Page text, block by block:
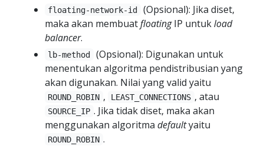
floating-network-id
(Opsional): Jika diset,
maka akan membuatfloatingIP untukload
balancer.
lb-method
(Opsional): Digunakan untuk
menentukan algoritma pendistribusian yang
akan digunakan. Nilai yang valid yaitu
ROUND_ROBIN , LEAST_CONNECTIONS , atau
SOURCE_IP . Jika tidak diset, maka akan
menggunakan algoritma defaultyaitu
ROUND_ROBIN .